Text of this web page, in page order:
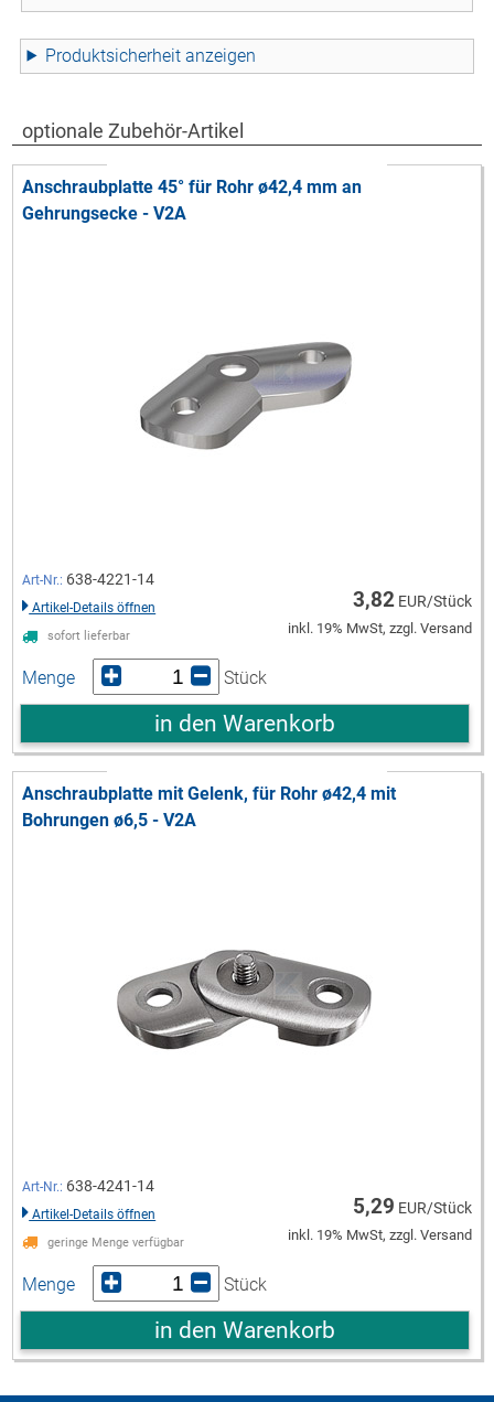
Produktsicherheit
optionale Zubehör-Artikel
Anschraubplatte 45° für Rohr ø42,4 mm an
Gehrungsecke - V2A
Art-Nr.: 638-4221-14
Artikel-Details öffnen
sofort lieferbar
3,82EUR/Stück
inkl. 19% MwSt, zzgl. Versand
Menge Stück
in den Warenkorb
Anschraubplatte mit Gelenk, für Rohr ø42,4 mit
Bohrungen ø6,5 - V2A
Art-Nr.: 638-4241-14
Artikel-Details öffnen
geringe Menge verfügbar
5,29 EUR/Stück
inkl. 19% MwSt, zzgl. Versand
Menge Stück
in den Warenkorb